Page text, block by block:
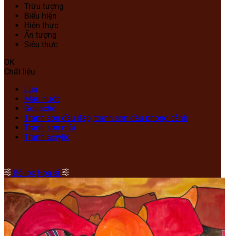
Trừu tượng
Biểu hiện
Hiện thực
Ấn tượng
Siêu thực
OK
Chất liệu
Lụa
Màu nước
Gouache
Tranh sơn dầu đẹp, tranh sơn dầu phong cảnh
Tranh sơn mài
Tranh acrylic
Bộ lọc Họa sĩ